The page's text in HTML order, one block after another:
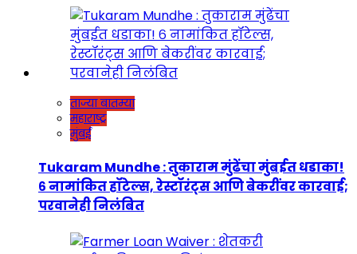
ताज्या बातम्या
महाराष्ट्र
मुंबई
Tukaram Mundhe : तुकाराम मुंढेंचा मुंबईत धडाका!
६ नामांकित हॉटेल्स, रेस्टॉरंट्स आणि बेकरींवर कारवाई;
परवानेही निलंबित